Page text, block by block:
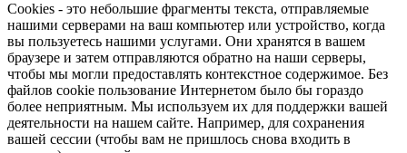
Cookies - это небольшие фрагменты текста, отправляемые
нашими серверами на ваш компьютер или устройство, когда
вы пользуетесь нашими услугами. Они хранятся в вашем
браузере и затем отправляются обратно на наши серверы,
чтобы мы могли предоставлять контекстное содержимое. Без
файлов cookie пользование Интернетом было бы гораздо
более неприятным. Мы используем их для поддержки вашей
деятельности на нашем сайте. Например, для сохранения
вашей сессии (чтобы вам не пришлось снова входить в